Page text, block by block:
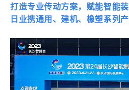
打造专业传动方案，赋能智能装
日业携通用、建机、橡塑系列产